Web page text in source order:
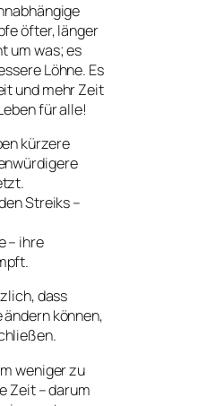
öfter, länger
um was; es
Löhne. Es
und mehr Zeit
für alle!
kürzere
Streiks –
– ihre
dass
können,
weniger zu
Zeit – darum